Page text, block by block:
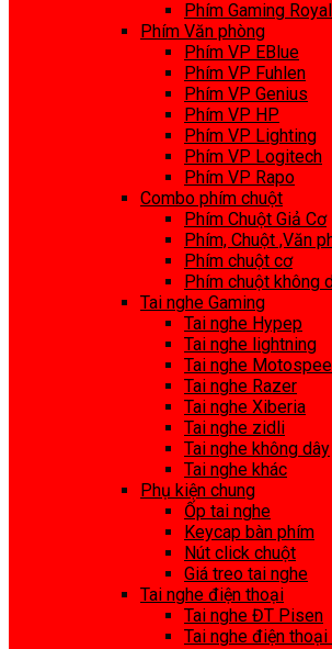
Phím Gaming
Phím Văn phòng
Phím VP EBlue
Phím VP Fuhlen
Phím VP Genius
Phím VP HP
Phím VP Lighting
Phím VP Logitech
Phím VP Rapo
Combo phím chuột
Phím Chuột Giả Cơ
Phím, Chuột ,Văn
Phím chuột cơ
Phím chuột không
Tai nghe Gaming
Tai nghe Hypep
Tai nghe lightning
Tai nghe
Tai nghe Razer
Tai nghe Xiberia
Tai nghe zidli
Tai nghe không dây
Tai nghe khác
Phụ kiện chung
Ốp tai nghe
Keycap bàn phím
Nút click chuột
Giá treo tai nghe
Tai nghe điện thoại
Tai nghe ĐT Pisen
Tai nghe điện thoại